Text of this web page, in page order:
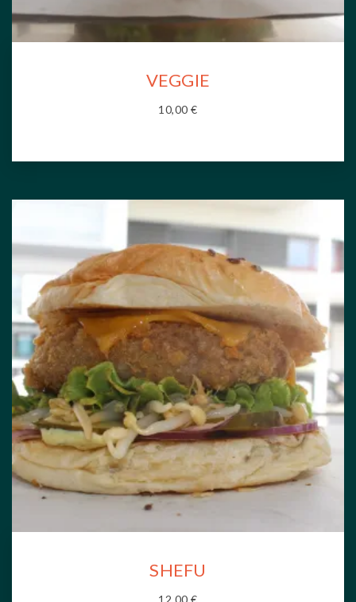
VEGGIE
10,00€
SHEFU
12,00€